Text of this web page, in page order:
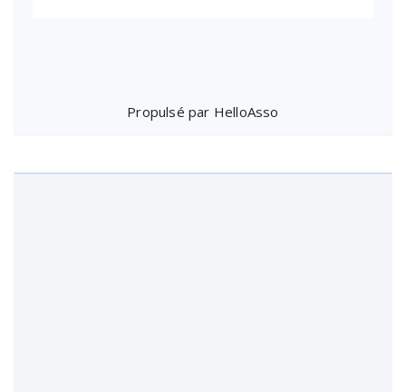
Propulsé par HelloAsso